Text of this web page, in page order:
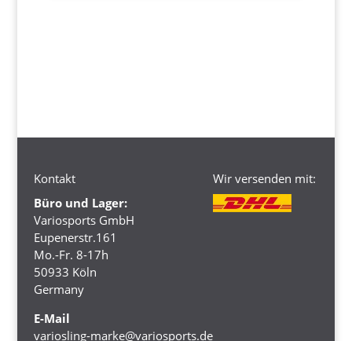
Kontakt
Büro und Lager:
Variosports GmbH
Eupenerstr.161
Mo.-Fr. 8-17h
50933 Köln
Germany
E-Mail
variosling-marke@variosports.de
Wir versenden mit: